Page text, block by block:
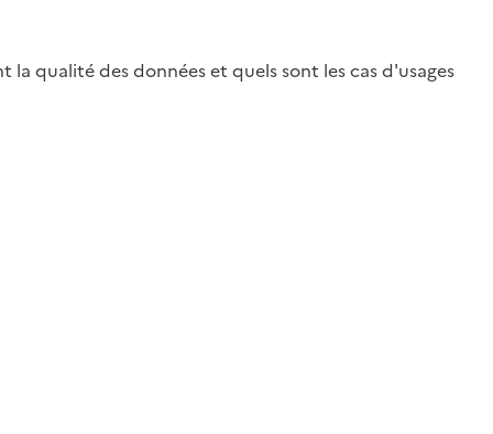
qualité des données et quels sont les cas d'usages